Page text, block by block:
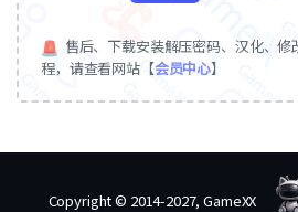
售后、下载安装解压密码、汉化、
程，请查看网站【会员中心】
Copyright © 2014-2027, GameXX